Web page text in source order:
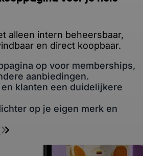
alleen intern beheersbaar,
en direct koopbaar.
op voor memberships,
aanbiedingen.
klanten een duidelijkere
op je eigen merk en